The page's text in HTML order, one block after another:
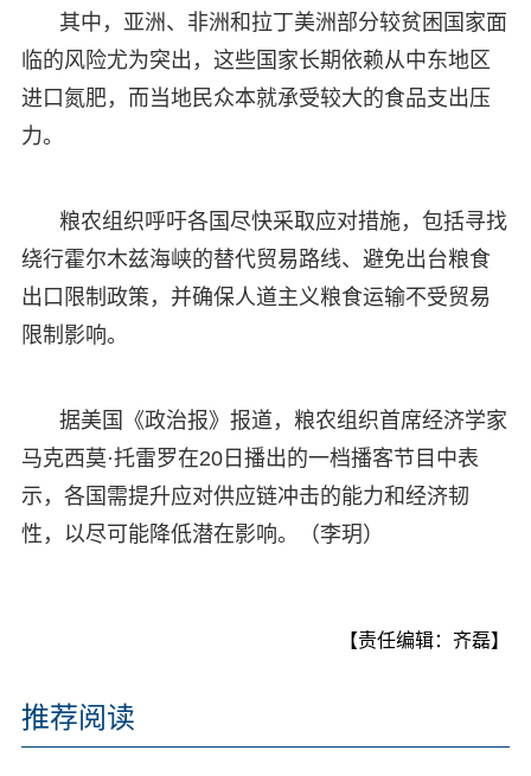
其中，亚洲、非洲和拉丁美洲部分较贫困国家面
临的风险尤为突出，这些国家长期依赖从中东地区
进口氮肥，而当地民众本就承受较大的食品支出压
力。
粮农组织呼吁各国尽快采取应对措施，包括寻找
绕行霍尔木兹海峡的替代贸易路线、避免出台粮食
出口限制政策，并确保人道主义粮食运输不受贸易
限制影响。
据美国《政治报》报道，粮农组织首席经济学家
马克西莫·托雷罗在20日播出的一档播客节目中表
示，各国需提升应对供应链冲击的能力和经济韧
性，以尽可能降低潜在影响。（李玥）
【责任编辑：齐磊】
推荐阅读